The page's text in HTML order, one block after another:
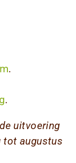
.
.
uitvoering
tot augustus